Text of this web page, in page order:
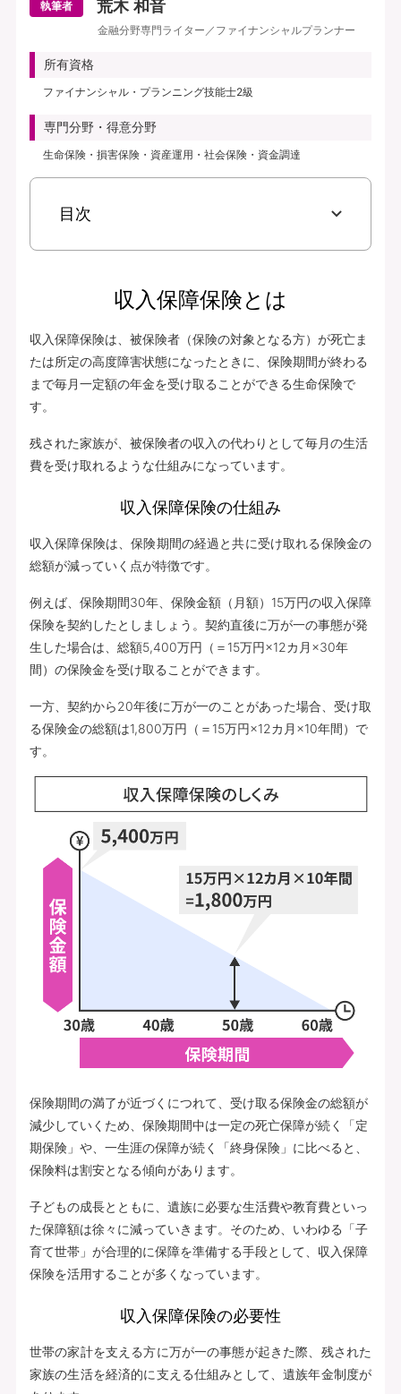
執筆者 荒木 和音
金融分野専門ライター／ファイナンシャルプランナー
所有資格
ファイナンシャル・プランニング技能士2級
専門分野・得意分野
生命保険・損害保険・資産運用・社会保険・資金調達
目次
収入保障保険とは
収入保障保険は、被保険者（保険の対象となる方）が死亡ま
たは所定の高度障害状態になったときに、保険期間が終わる
まで毎月一定額の年金を受け取ることができる生命保険で
す。
残された家族が、被保険者の収入の代わりとして毎月の生活
費を受け取れるような仕組みになっています。
収入保障保険の仕組み
収入保障保険は、保険期間の経過と共に受け取れる保険金の
総額が減っていく点が特徴です。
例えば、保険期間30年、保険金額（月額）15万円の収入保障
保険を契約したとしましょう。契約直後に万が一の事態が発
生した場合は、総額5,400万円（＝15万円×12カ月×30年
間）の保険金を受け取ることができます。
一方、契約から20年後に万が一のことがあった場合、受け取
る保険金の総額は1,800万円（＝15万円×12カ月×10年間）で
す。
保険期間の満了が近づくにつれて、受け取る保険金の総額が
減少していくため、保険期間中は一定の死亡保障が続く「定
期保険」や、一生涯の保障が続く「終身保険」に比べると、
保険料は割安となる傾向があります。
子どもの成長とともに、遺族に必要な生活費や教育費といっ
た保障額は徐々に減っていきます。そのため、いわゆる「子
育て世帯」が合理的に保障を準備する手段として、収入保障
保険を活用することが多くなっています。
収入保障保険の必要性
世帯の家計を支える方に万が一の事態が起きた際、残された
家族の生活を経済的に支える仕組みとして、遺族年金制度が